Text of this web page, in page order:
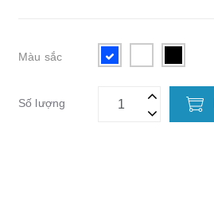
Màu sắc
Số lượng